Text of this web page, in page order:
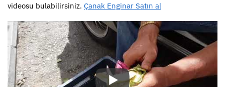
videosu bulabilirsiniz. Çanak Enginar Satın al